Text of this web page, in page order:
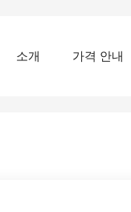
소개 가격 안내